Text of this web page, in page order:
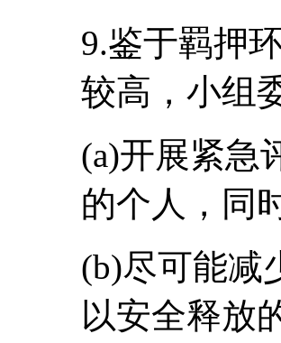
9.鉴于羁押
较高，小组
(a)开展紧急
的个人，同
(b)尽可能减
以安全释放